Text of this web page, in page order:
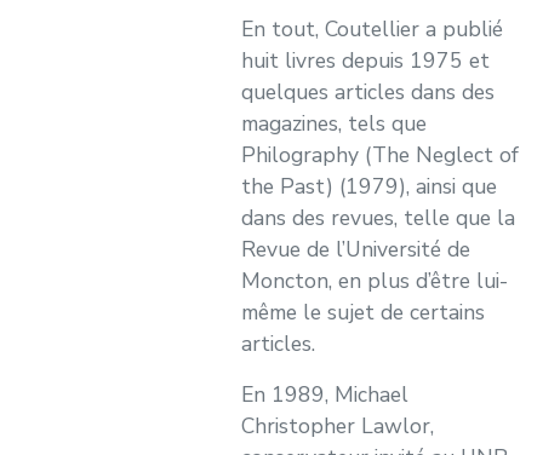
En tout, Coutellier a publié
huit livres depuis 1975 et
quelques articles dans des
magazines, tels que
Philography (The Neglect of
the Past) (1979), ainsi que
dans des revues, telle que la
Revue de l’Université de
Moncton, en plus d’être lui-
même le sujet de certains
articles.
En 1989, Michael
Christopher Lawlor,